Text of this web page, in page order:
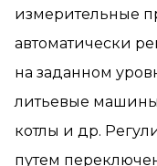
измерительные
автоматически
на заданном
литьевые
котлы и др.
путем